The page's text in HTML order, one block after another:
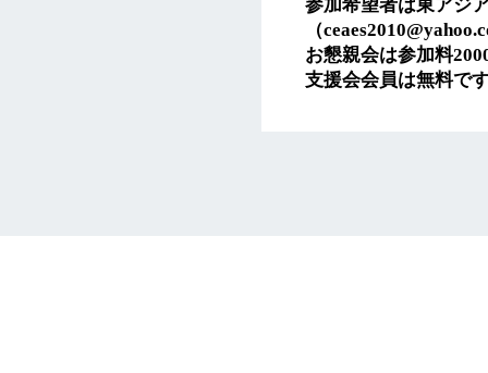
参加希望者は東アジ
（
お懇親会は参加料
支援会会員は無料で